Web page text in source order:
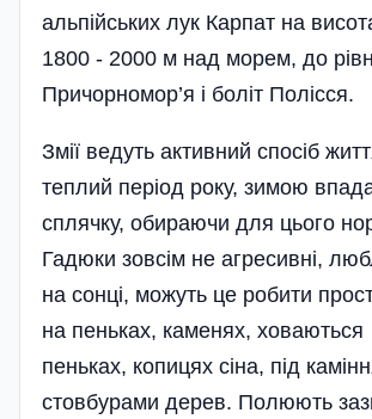
альпійських лук Карпат на
1800 - 2000 м над морем, до
Причорномор’я і боліт Полі­сся.
Змії ведуть активний спосіб
теплий період року, зимою
сплячку, обираючи для цього
Гадюки зовсім не агресивні,
на сонці, можуть це робити
на пеньках, каменях, ховаються
пеньках, копицях сіна, під
стовбурами дерев. Полюють